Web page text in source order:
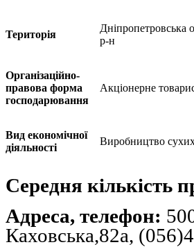
Територія
Дніпропетровська
р-н
Організаційно-
правова форма
господарювання
Акціонерне
Вид економічної
діяльності
Виробництво
Середня кількість
Адреса, телефон:
Каховська,82а,